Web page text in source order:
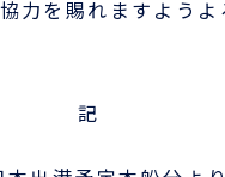
力を賜れますよう